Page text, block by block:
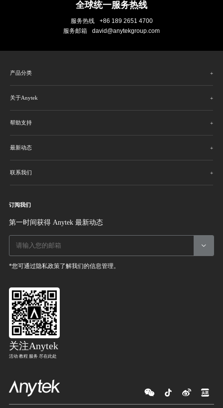
全球统一服务热线
服务热线
+86 189 2651 4700
服务邮箱
david@anytekgroup.com
产品分类
关于Anytek
帮助支持
最新动态
联系我们
订阅我们
第一时间获得 Anytek 最新动态

*您可通过隐私政策了解我们的信息管理。
关注Anytek
活动 教程 服务 尽在此处
   